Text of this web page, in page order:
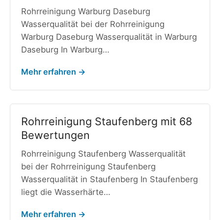
Rohrreinigung Warburg Daseburg
Wasserqualität bei der Rohrreinigung
Warburg Daseburg Wasserqualität in Warburg
Daseburg In Warburg…
Mehr erfahren →
Rohrreinigung Staufenberg mit 68
Bewertungen
Rohrreinigung Staufenberg Wasserqualität
bei der Rohrreinigung Staufenberg
Wasserqualität in Staufenberg In Staufenberg
liegt die Wasserhärte…
Mehr erfahren →